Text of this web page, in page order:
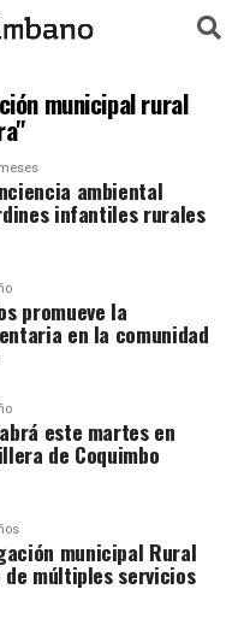
municipal rural
ambiental
infantiles rurales
promueve la
en la comunidad
este martes en
de Coquimbo
municipal Rural
múltiples servicios